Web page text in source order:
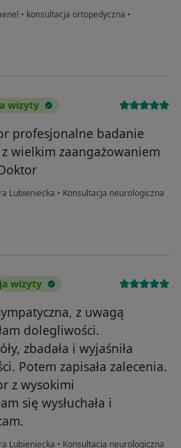
• konsultacja ortopedyczna •
wizyty
profesjonalne badanie
wielkim zaangażowaniem
Lubieniecka • Konsultacja neurologiczna
wizyty
z uwagą
dolegliwości.
zbadała i wyjaśniła
Potem zapisała zalecenia.
z wysokimi
się wysłuchała i
Lubieniecka • Konsultacja neurologiczna